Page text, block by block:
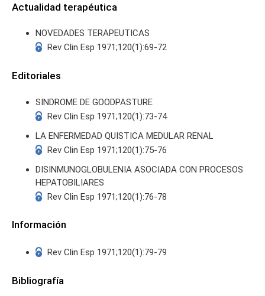
Actualidad terapéutica
NOVEDADES TERAPEUTICAS
Rev Clin Esp 1971;120(1):69-72
Editoriales
SINDROME DE GOODPASTURE
Rev Clin Esp 1971;120(1):73-74
LA ENFERMEDAD QUISTICA MEDULAR RENAL
Rev Clin Esp 1971;120(1):75-76
DISINMUNOGLOBULENIA ASOCIADA CON PROCESOS
HEPATOBILIARES
Rev Clin Esp 1971;120(1):76-78
Información
Rev Clin Esp 1971;120(1):79-79
Bibliografía